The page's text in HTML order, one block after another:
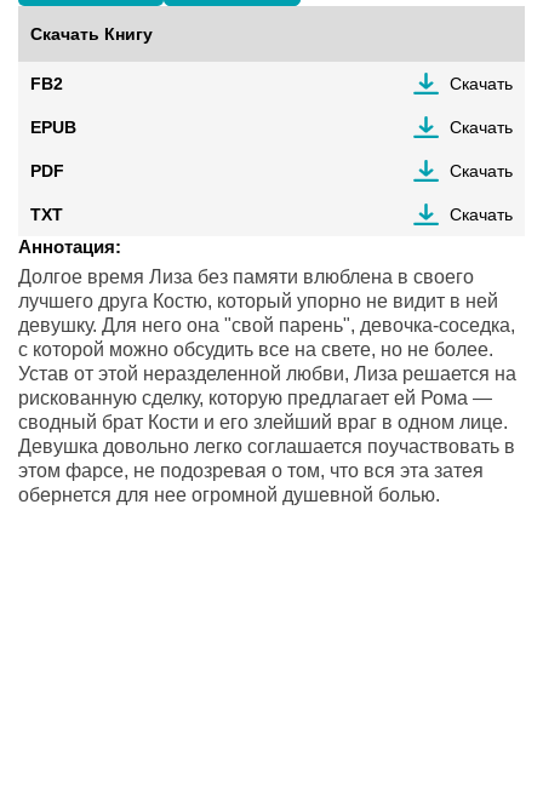
Скачать Книгу
FB2 Скачать
EPUB Скачать
PDF Скачать
TXT Скачать
Аннотация:
Долгое время Лиза без памяти влюблена в своего
лучшего друга Костю, который упорно не видит в ней
девушку. Для него она "свой парень", девочка-соседка,
с которой можно обсудить все на свете, но не более.
Устав от этой неразделенной любви, Лиза решается на
рискованную сделку, которую предлагает ей Рома —
сводный брат Кости и его злейший враг в одном лице.
Девушка довольно легко соглашается поучаствовать в
этом фарсе, не подозревая о том, что вся эта затея
обернется для нее огромной душевной болью.